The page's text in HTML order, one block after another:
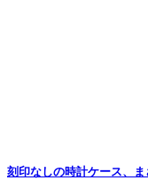
刻印なしの時計ケース、ま